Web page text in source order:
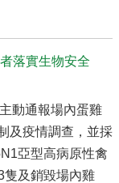
落實生物安全
動通報場內蛋雞
及疫情調查，並採
亞型高病原性禽
隻及銷毀場內雞